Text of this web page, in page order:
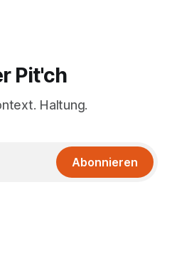
Pit'ch
Haltung.
Abonnieren